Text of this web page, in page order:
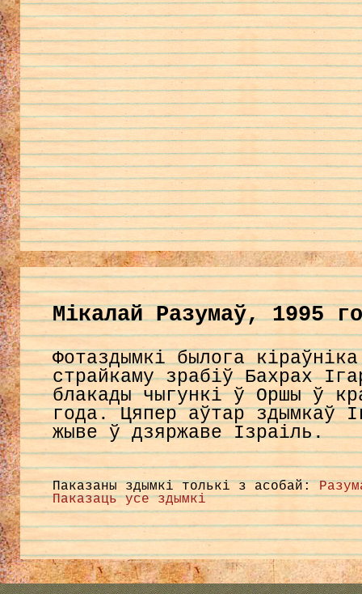
Мікалай Разумаў, 1995
Фотаздымкі былога
страйкаму зрабіў Бахрах
блакады чыгункі ў Оршы ў
года. Цяпер аўтар здымкаў
жыве ў дзяржаве Ізраіль.
Паказаны здымкі толькі з асобай:
Паказаць усе здымкі